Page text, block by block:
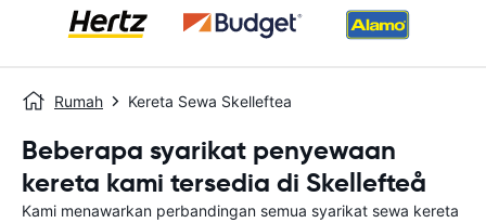
Rumah Kereta Sewa Skelleftea
Beberapa syarikat penyewaan
kereta kami tersedia di Skellefteå
Kami menawarkan perbandingan semua syarikat sewa kereta